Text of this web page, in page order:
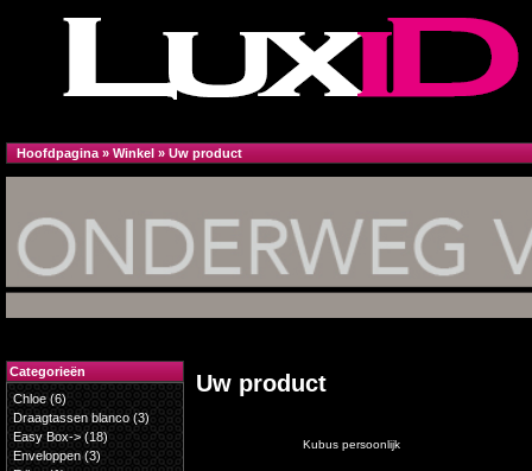
Hoofdpagina » Winkel » Uw product
Uw product
Kubus persoonlijk
Categorieën
Chloe(6)
Draagtassen blanco (3)
Easy Box->(18)
Enveloppen(3)